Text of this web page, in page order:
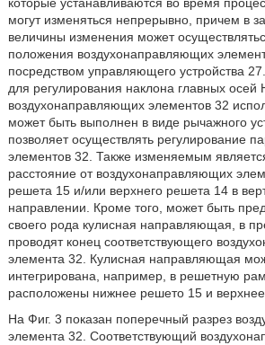
которые устанавливаются во время
могут изменяться непрерывно, причем в
величины изменения может
положения воздухонаправляющих
посредством управляющего устройства
для регулирования наклона главных осей
воздухонаправляющих элементов 32
может быть выполнен в виде рычажного
позволяет осуществлять регулирование
элементов 32. Также изменяемым
расстояние от воздухонаправляющих
решета 15 и/или верхнего решета 14 в
направлении. Кроме того, может быть
своего рода кулисная направляющая, в
проводят конец соответствующего
элемента 32. Кулисная направляющая
интегрирована, например, в решетную
расположены нижнее решето 15 и
На Фиг. 3 показан поперечный разрез
элемента 32. Соответствующий